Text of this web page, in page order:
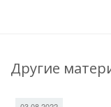
Другие